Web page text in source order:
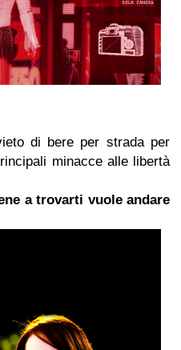
di bere per strada per
minacce alle libertà
a trovarti vuole andare